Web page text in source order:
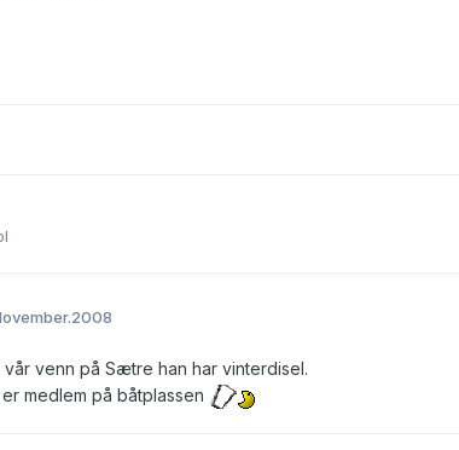
vår venn på Sætre han har vinterdisel.
medlem på båtplassen